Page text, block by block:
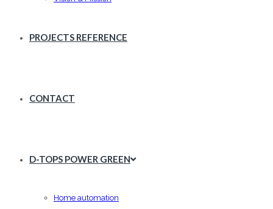
PROJECTS REFERENCE
CONTACT
D-TOPS POWER GREEN
Home automation